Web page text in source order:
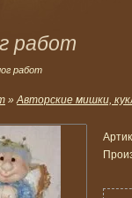
работ
работ
»Авторские мишки,